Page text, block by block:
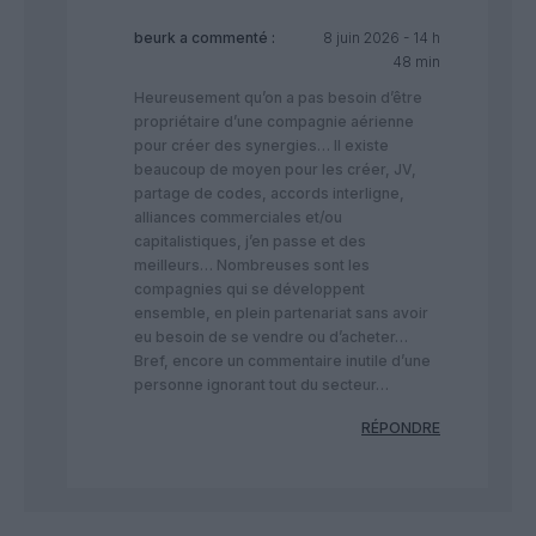
beurk a commenté :
8 juin 2026 - 14 h
48 min
Heureusement qu’on a pas besoin d’être
propriétaire d’une compagnie aérienne
pour créer des synergies… Il existe
beaucoup de moyen pour les créer, JV,
partage de codes, accords interligne,
alliances commerciales et/ou
capitalistiques, j’en passe et des
meilleurs… Nombreuses sont les
compagnies qui se développent
ensemble, en plein partenariat sans avoir
eu besoin de se vendre ou d’acheter…
Bref, encore un commentaire inutile d’une
personne ignorant tout du secteur…
RÉPONDRE